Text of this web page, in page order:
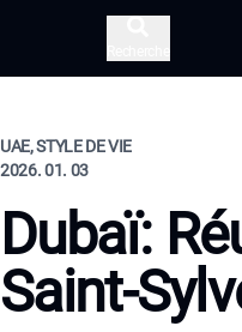
UAE, STYLE DE VIE
2026. 01. 03
Dubaï:
Saint-